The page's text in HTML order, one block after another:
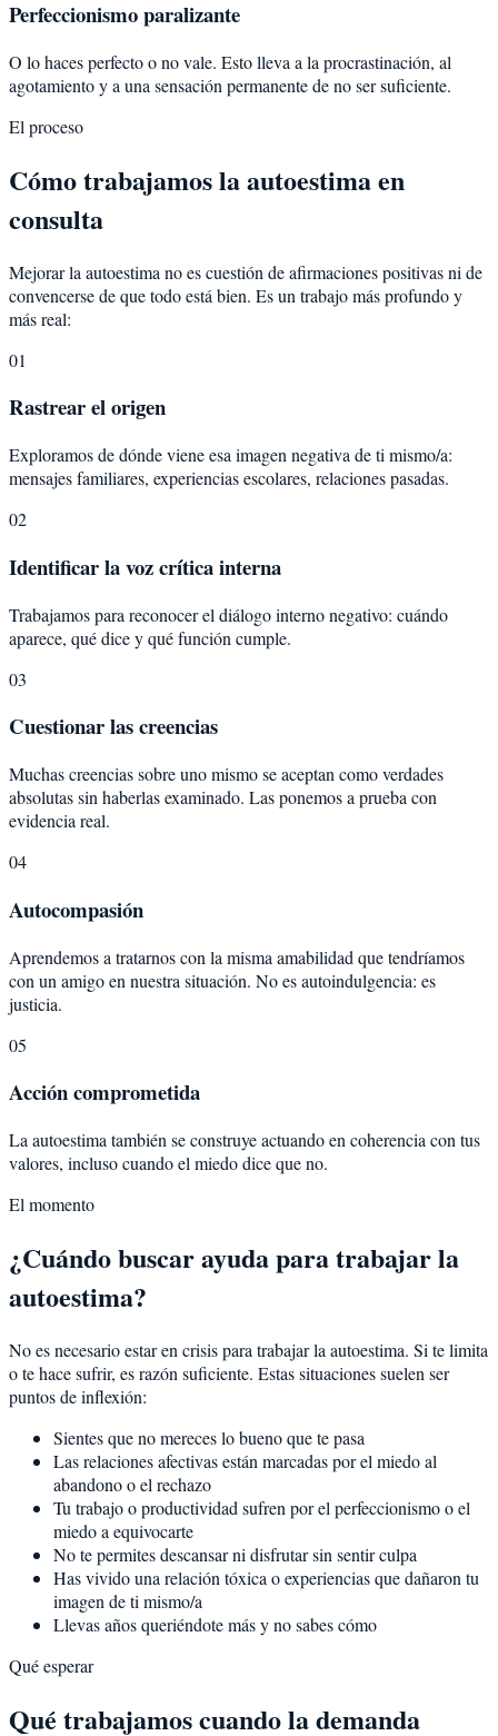
Perfeccionismo paralizante
O lo haces perfecto o no vale. Esto lleva a la procrastinación, al
agotamiento y a una sensación permanente de no ser suficiente.
El proceso
Cómo trabajamos la autoestima en
consulta
Mejorar la autoestima no es cuestión de afirmaciones positivas ni de
convencerse de que todo está bien. Es un trabajo más profundo y
más real:
01
Rastrear el origen
Exploramos de dónde viene esa imagen negativa de ti mismo/a:
mensajes familiares, experiencias escolares, relaciones pasadas.
02
Identificar la voz crítica interna
Trabajamos para reconocer el diálogo interno negativo: cuándo
aparece, qué dice y qué función cumple.
03
Cuestionar las creencias
Muchas creencias sobre uno mismo se aceptan como verdades
absolutas sin haberlas examinado. Las ponemos a prueba con
evidencia real.
04
Autocompasión
Aprendemos a tratarnos con la misma amabilidad que tendríamos
con un amigo en nuestra situación. No es autoindulgencia: es
justicia.
05
Acción comprometida
La autoestima también se construye actuando en coherencia con tus
valores, incluso cuando el miedo dice que no.
El momento
¿Cuándo buscar ayuda para trabajar la
autoestima?
No es necesario estar en crisis para trabajar la autoestima. Si te limita
o te hace sufrir, es razón suficiente. Estas situaciones suelen ser
puntos de inflexión:
Sientes que no mereces lo bueno que te pasa
Las relaciones afectivas están marcadas por el miedo al
abandono o el rechazo
Tu trabajo o productividad sufren por el perfeccionismo o el
miedo a equivocarte
No te permites descansar ni disfrutar sin sentir culpa
Has vivido una relación tóxica o experiencias que dañaron tu
imagen de ti mismo/a
Llevas años queriéndote más y no sabes cómo
Qué esperar
Qué trabajamos cuando la demanda